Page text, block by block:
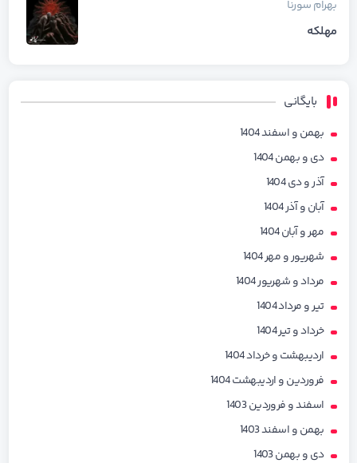
بهرامسورنا
مهلکه
بایگانی
بهمن و اسفند 1404
دی و بهمن 1404
آذر و دی 1404
آبان و آذر 1404
مهر و آبان 1404
شهریور و مهر 1404
مرداد و شهریور 1404
تیر و مرداد 1404
خرداد و تیر 1404
اردیبهشت و خرداد 1404
فروردین و اردیبهشت 1404
اسفند و فروردین 1403
بهمن و اسفند 1403
دی و بهمن 1403